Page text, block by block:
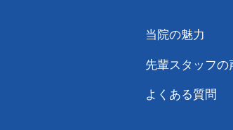
当院の魅力
先輩スタッフの
よくある質問